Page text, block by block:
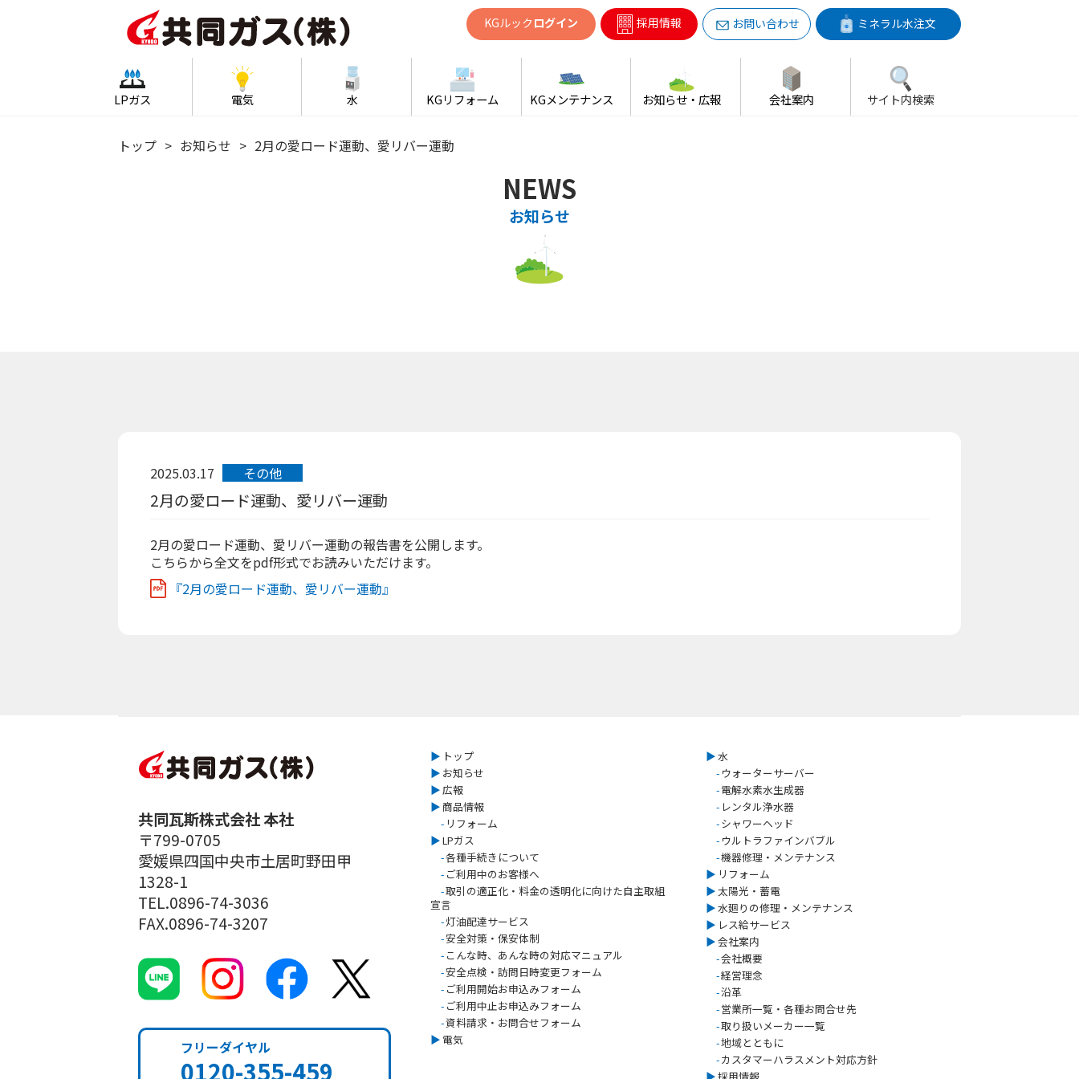
KGルック ログイン 採用情報 お問い合わせ ミネラル水注文
LPガス 電気 水 KGリフォーム KGメンテナンス お知らせ・広報 会社案内 サイト内検索
トップ お知らせ 2月の愛ロード運動、愛リバー運動
NEWS
お知らせ
2025.03.17 その他
2月の愛ロード運動、愛リバー運動
2月の愛ロード運動、愛リバー運動の報告書を公開します。
こちらから全文をpdf形式でお読みいただけます。
『2月の愛ロード運動、愛リバー運動』
共同瓦斯株式会社 本社
〒799-0705
愛媛県四国中央市土居町野田甲
1328-1
TEL.0896-74-3036
FAX.0896-74-3207
フリーダイヤル
0120-355-459
▶︎ トップ
▶︎ お知らせ
▶︎広報
▶︎ 商品情報
- リフォーム
▶︎LPガス
-各種手続きについて
- ご利用中のお客様へ
-取引の適正化・料金の透明化に向けた自主取組
宣言
-灯油配達サービス
-安全対策・保安体制
- こんな時、あんな時の対応マニュアル
-安全点検・訪問日時変更フォーム
- ご利用開始お申込みフォーム
- ご利用中止お申込みフォーム
-資料請求・お問合せフォーム
▶︎ 電気
▶︎水
- ウォーターサーバー
-電解水素水生成器
- レンタル浄水器
-シャワーヘッド
- ウルトラファインバブル
-機器修理・メンテナンス
▶︎ リフォーム
▶︎太陽光・蓄電
▶︎水廻りの修理・メンテナンス
▶︎ レス給サービス
▶︎会社案内
-会社概要
-経営理念
-沿革
-営業所一覧・各種お問合せ先
-取り扱いメーカー一覧
-地域とともに
-カスタマーハラスメント対応方針